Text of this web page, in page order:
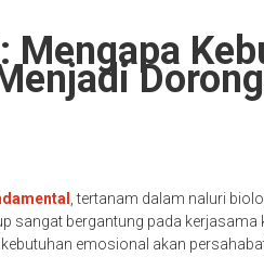
Mengapa
, tertanam dalam naluri
sangat bergantung pada kerjasama
emosional akan